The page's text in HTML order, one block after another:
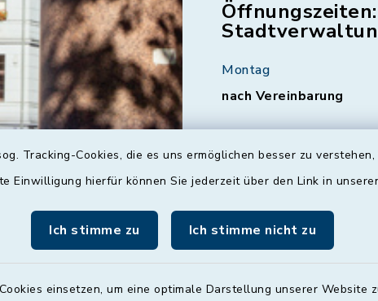
Tracking-Cookies, die es uns ermöglichen besser zu
Einwilligung hierfür können Sie jederzeit über den Link in
Ich stimme zu Ich stimme nicht zu
einsetzen, um eine optimale Darstellung unserer Website
Öffnungszeiten:
Montag
nach Vereinbarung
Dienstag
09:00 - 12:00 und
Uhr
nach Vereinbarung
Donnerstag